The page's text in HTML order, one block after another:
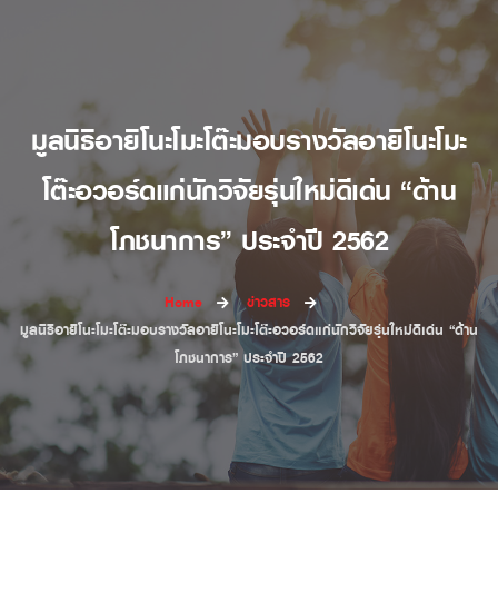
มูลนิธิอายิโนะโมะโต๊ะมอบรางวัลอายิโนะโมะ
โต๊ะอวอร์ดแก่นักวิจัยรุ่นใหม่ดีเด่น “ด้าน
โภชนาการ” ประจำปี 2562
Home
ข่าวสาร
มูลนิธิอายิโนะโมะโต๊ะมอบรางวัลอายิโนะโมะโต๊ะอวอร์ดแก่นักวิจัยรุ่นใหม่ดีเด่น “ด้าน
โภชนาการ” ประจำปี 2562